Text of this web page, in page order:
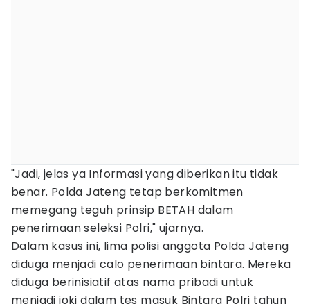
"Jadi, jelas ya Informasi yang diberikan itu tidak
benar. Polda Jateng tetap berkomitmen
memegang teguh prinsip BETAH dalam
penerimaan seleksi Polri," ujarnya.
Dalam kasus ini, lima polisi anggota Polda Jateng
diduga menjadi calo penerimaan bintara. Mereka
diduga berinisiatif atas nama pribadi untuk
menjadi joki dalam tes masuk Bintara Polri tahun